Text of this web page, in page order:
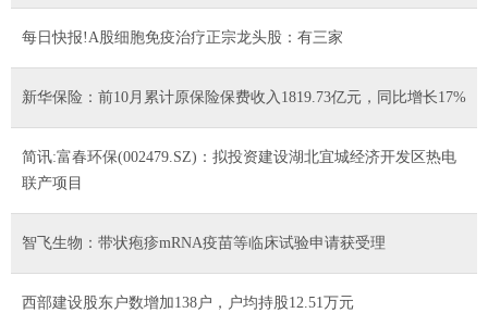
每日快报!A股细胞免疫治疗正宗龙头股：有三家
新华保险：前10月累计原保险保费收入1819.73亿元，同比增长17%
简讯:富春环保(002479.SZ)：拟投资建设湖北宜城经济开发区热电
联产项目
智飞生物：带状疱疹mRNA疫苗等临床试验申请获受理
西部建设股东户数增加138户，户均持股12.51万元